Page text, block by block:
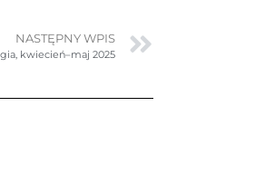
NASTĘPNY WPIS
kwiecień–maj 2025